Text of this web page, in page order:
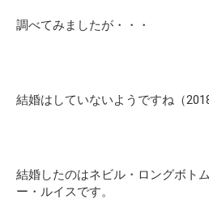
調べてみましたが・・・
結婚はしていないようですね（
結婚したのはネビル・ロングボト
ー・ルイスです。